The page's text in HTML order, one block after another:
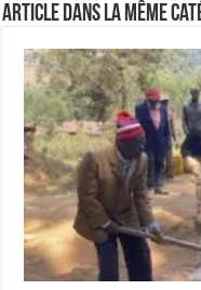
Article dans la même